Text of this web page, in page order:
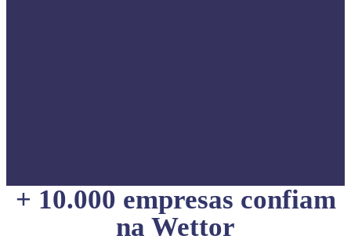
+ 10.000 empresas confiam
na Wettor